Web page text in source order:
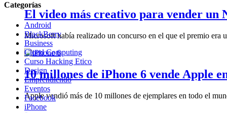
El video más creativo para vender un
Microsoft había realizado un concurso en el que el premio
10 millones de iPhone 6 vende Apple
Apple vendió más de 10 millones de ejemplares en todo el
Categorías
Android
BlackBerry
Business
Cloud Computing
Curso Hacking Etico
Design
Emprendiendo
Eventos
Facebook
iPhone